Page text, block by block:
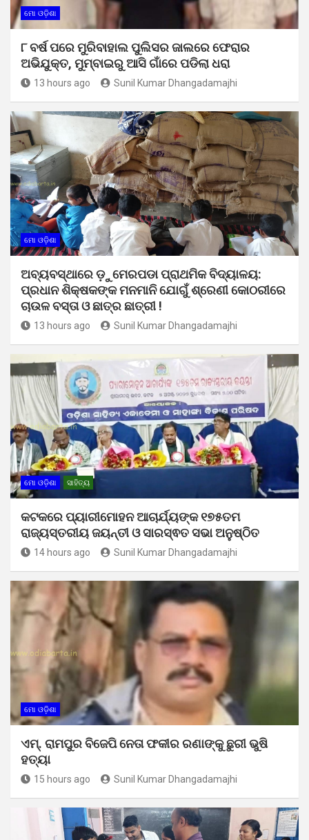
ମୋ ଓଡ଼ିଶା
୮ ବର୍ଷ ପରେ ମୁରିବାହାଲ ପୁଲିସର ଜାଲରେ ଫେରାର
ଅଭିଯୁକ୍ତ, ମୁମ୍ବାଇରୁ ଆସି ଗାଁରେ ପଡିଲା ଧରା
13 hours ago Sunil Kumar Dhangadamajhi
ମୋ ଓଡ଼ିଶା
ଅବ୍ୟବସ୍ଥାରେ ଡ଼ୁମେରପଡା ପ୍ରାଥମିକ ବିଦ୍ୟାଳୟ:
ପ୍ରଧାନ ଶିକ୍ଷକଙ୍କ ମନମାନି ଯୋଗୁଁ ଶ୍ରେଣୀ କୋଠରୀରେ
ଚାଉଳ ବସ୍ତା ଓ ଛାତ୍ର ଛାତ୍ରୀ !
13 hours ago Sunil Kumar Dhangadamajhi
ମୋ ଓଡ଼ିଶା ସାହିତ୍ୟ
କଟକରେ ପ୍ୟାରୀମୋହନ ଆଚାର୍ଯ୍ୟଙ୍କ ୧୭୫ତମ
ରାଜ୍ୟସ୍ତରୀୟ ଜୟନ୍ତୀ ଓ ସାରସ୍ଵତ ସଭା ଅନୁଷ୍ଠିତ
14 hours ago Sunil Kumar Dhangadamajhi
ମୋ ଓଡ଼ିଶା
ଏମ୍. ରାମପୁର ବିଜେପି ନେତା ଫକୀର ରଣାଙ୍କୁ ଛୁରୀ ଭୁଷି
ହତ୍ୟା
15 hours ago Sunil Kumar Dhangadamajhi